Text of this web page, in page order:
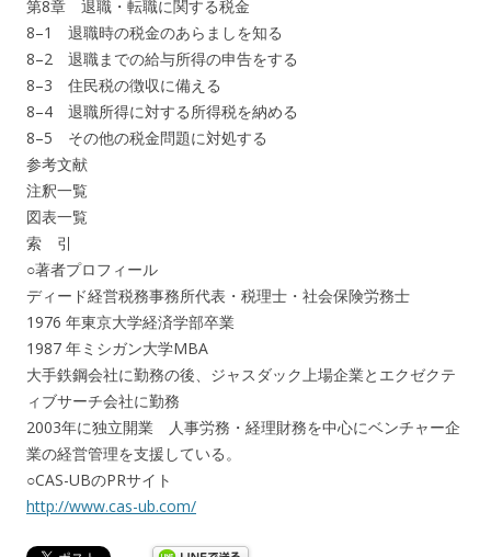
第8章 退職・転職に関する税金
8–1 退職時の税金のあらましを知る
8–2 退職までの給与所得の申告をする
8–3 住民税の徴収に備える
8–4 退職所得に対する所得税を納める
8–5 その他の税金問題に対処する
参考文献
注釈一覧
図表一覧
索 引
○著者プロフィール
ディード経営税務事務所代表・税理士・社会保険労務士
1976 年東京大学経済学部卒業
1987 年ミシガン大学MBA
大手鉄鋼会社に勤務の後、ジャスダック上場企業とエクゼクテ
ィブサーチ会社に勤務
2003年に独立開業 人事労務・経理財務を中心にベンチャー企
業の経営管理を支援している。
○CAS-UBのPRサイト
http://www.cas-ub.com/